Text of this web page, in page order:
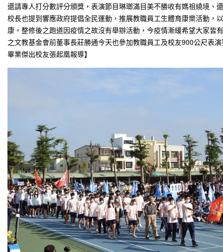
還請專人打分數評分頒獎，表演節目琳瑯滿目美不勝收有媽祖繞境、
校長也提到響應政府提倡全民運動，推展教職員工生體育康樂活動，
康。整修後之跑道因疫情之故沒有舉辦活動，今疫情漸緩希望大家皆
之文教基金會前董事長莊勝通今天也參加教職員工及校友900公尺表
畢業傑出校友張起凰報導】